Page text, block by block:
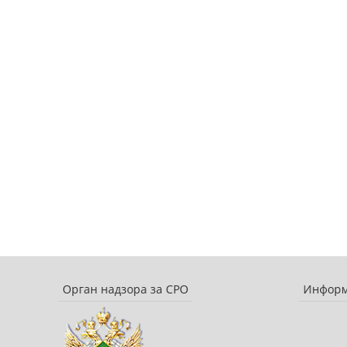
Орган надзора за СРО